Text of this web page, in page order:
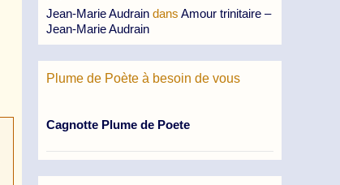
Jean-Marie Audrain dans Amour trinitaire –
Jean-Marie Audrain
Plume de Poète à besoin de vous
Cagnotte Plume de Poete